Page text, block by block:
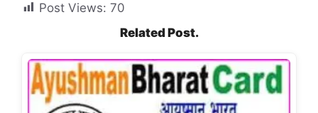
Post Views: 70
Related Post.